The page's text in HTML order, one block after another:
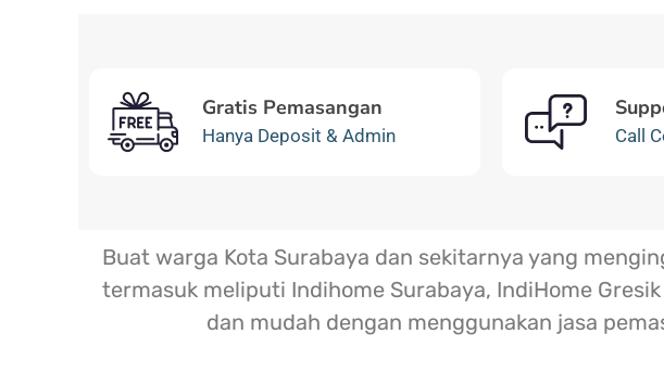
Gratis Pemasangan
Hanya Deposit & Admin Call
Buat warga Kota Surabaya dan sekitarnya yang
termasuk meliputi Indihome Surabaya, IndiHome
dan mudah dengan menggunakan jasa